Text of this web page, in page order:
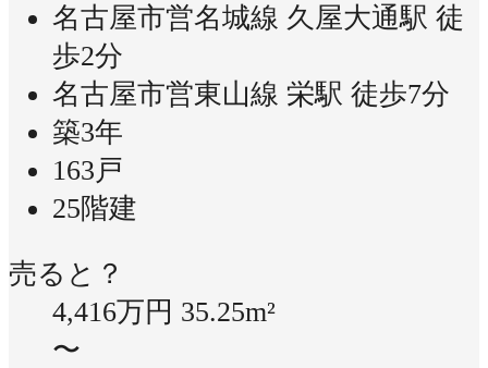
名古屋市営名城線 久屋大通駅 徒
歩2分
名古屋市営東山線 栄駅 徒歩7分
築3年
163戸
25階建
売ると？
4,416万円 35.25m²
〜